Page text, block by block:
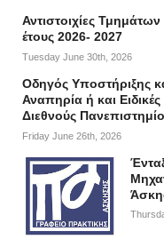
Αντιστοιχίες
έτους 2026- 2027
Tuesday June 30th, 2026
Οδηγός Υποστήριξης
Αναπηρία ή και
Διεθνούς
Friday June 26th, 2026